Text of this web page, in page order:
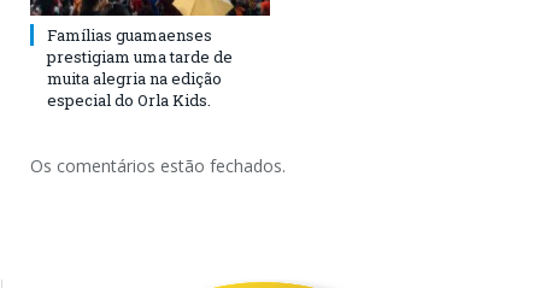
Famílias guamaenses
prestigiam uma tarde de
muita alegria na edição
especial do Orla Kids.
Os comentários estão fechados.